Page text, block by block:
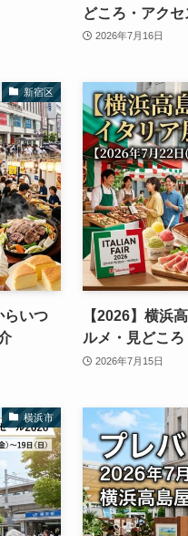
どころ・アク
2026年7月16日
新宿区
らいつ
【2026】横浜
ルメ・見どこ
2026年7月15日
横浜市